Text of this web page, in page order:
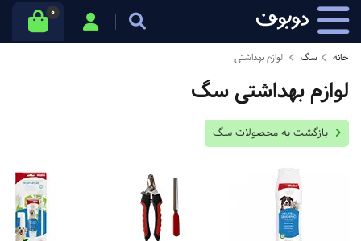
0
خانه سگ لوازم بهداشتی
لوازم بهداشتی سگ
بازگشت به محصولات سگ